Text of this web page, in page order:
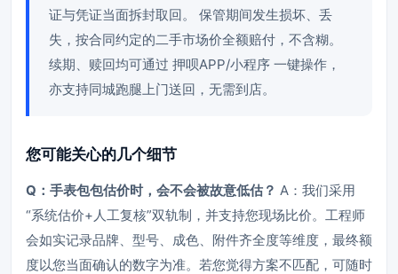
证与凭证当面拆封取回。 保管期间发生损坏、丢
失，按合同约定的二手市场价全额赔付，不含糊。
续期、赎回均可通过 押呗APP/小程序 一键操作，
亦支持同城跑腿上门送回，无需到店。
您可能关心的几个细节
Q：手表包包估价时，会不会被故意低估？ A：我们采用
“系统估价+人工复核”双轨制，并支持您现场比价。工程师
会如实记录品牌、型号、成色、附件齐全度等维度，最终额
度以您当面确认的数字为准。若您觉得方案不匹配，可随时